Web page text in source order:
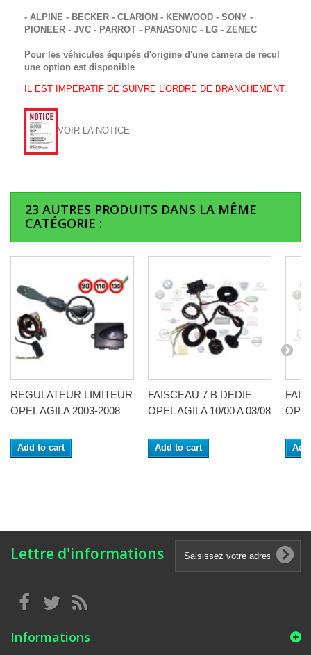
- ALPINE - BECKER - CLARION - KENWOOD - SONY -
PIONEER - JVC - PARROT - PANASONIC - LG - ZENEC
Pour les véhicules équipés d'origine d'une camera de recul
une option est disponible
IL EST IMPERATIF DE SUIVRE L'ORDRE DE BRANCHEMENT.
VOIR LA NOTICE
23 AUTRES PRODUITS DANS LA MÊME
CATÉGORIE :
REGULATEUR LIMITEUR
OPEL AGILA 2003-2008
Add to cart
FAISCEAU 7 B DEDIE
OPEL AGILA 10/00 A 03/08
Add to cart
Lettre d'informations
Informations